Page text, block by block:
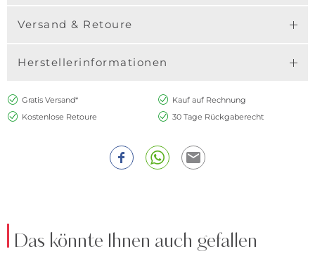
Versand & Retoure
Herstellerinformationen
Gratis Versand*
Kauf auf Rechnung
Kostenlose Retoure
30 Tage Rückgaberecht
Das könnte Ihnen auch gefallen